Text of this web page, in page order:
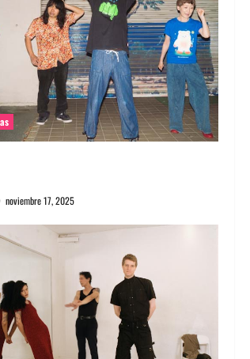
noviembre 17, 2025